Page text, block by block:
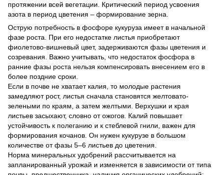
протяжении всей вегетации. Критический период усвоения
азота в период цветения – формирование зерна.
Острую потребность в фосфоре кукуруза имеет в начальной
фазе роста. При его недостатке листья приобретают
фиолетово-вишневый цвет, задерживаются фазы цветения и
созревания. Важно учитывать, что недостаток фосфора в
ранние фазы роста нельзя компенсировать внесением его в
более поздние сроки.
Если в почве не хватает калия, то молодые растения
замедляют рост, листья сначала становятся желтовато-
зелеными по краям, а затем желтыми. Верхушки и края
листьев засыхают, словно от ожогов. Калий повышает
устойчивость к полеганию и к стеблевой гнили, важен для
формирования кочанов. Он нужен кукурузе в большом
количестве от фазы 5–6 листьев до цветения.
Норма минеральных удобрений рассчитывается на
запланированный урожай и изменяется в зависимости от типа